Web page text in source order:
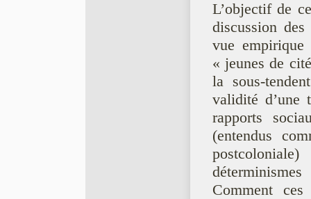
L’objectif de
discussion
vue
« jeunes de
la sous-
validité d’une
rapports
(entendus
Comment